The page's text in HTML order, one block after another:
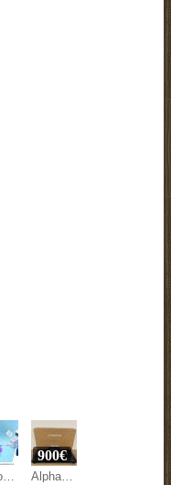
AI Document Processing Europe: Teknete AlphaTheta XDJ-AZ, AlphaTheta OMNIS-DUO, Pioneer DJ OPUS-QUAD, Pioneer DJ XDJ-RX3, Pioneer XDJ-XZ
900€